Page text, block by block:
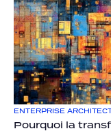
ENTERPRISE
Pourquoi la